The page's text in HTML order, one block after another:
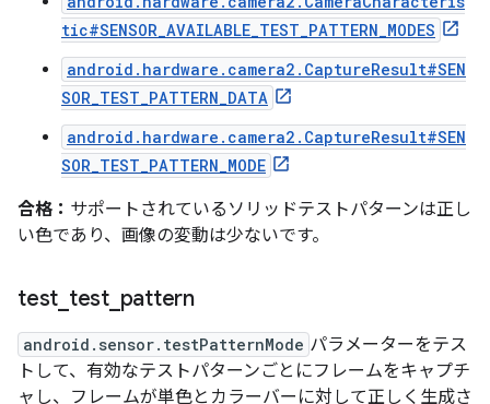
tic#SENSOR_AVAILABLE_TEST_PATTERN_MODES
android.hardware.camera2.CaptureResult#SEN
SOR_TEST_PATTERN_DATA
android.hardware.camera2.CaptureResult#SEN
SOR_TEST_PATTERN_MODE
合格： サポートされているソリッドテストパターンは正し
い色であり、画像の変動は少ないです。
test test_ pattern
android.sensor.testPatternMode パラメーターをテス
トして、有効なテストパターンごとにフレームをキャプチ
ャし、フレームが単色とカラーバーに対して正しく生成さ